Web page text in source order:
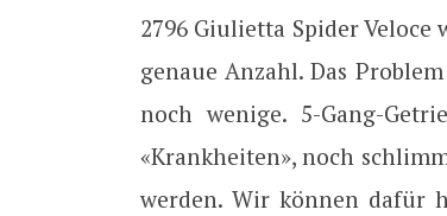
2796 Giulietta Spider
genaue Anzahl. Das
noch wenige. 5-Gang-
«Krankheiten», noch
werden. Wir können dafür